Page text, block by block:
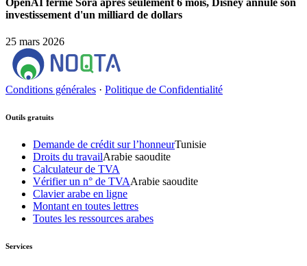
investissement d'un milliard de dollars
25 mars 2026
Conditions générales · Politique de Confidentialité
Outils gratuits
Demande de crédit sur l’honneurTunisie
Droits du travailArabie saoudite
Calculateur de TVA
Vérifier un n° de TVAArabie saoudite
Clavier arabe en ligne
Montant en toutes lettres
Toutes les ressources arabes
Services